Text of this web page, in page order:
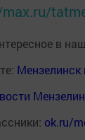
в
ok.ru/